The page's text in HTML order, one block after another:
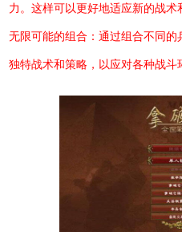
力。这样可以更好地适应新的战术
无限可能的组合：通过组合不同
独特战术和策略，以应对各种战斗